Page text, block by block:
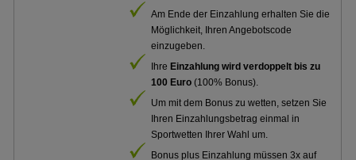
Am Ende der Einzahlung erhalten Sie die
Möglichkeit, Ihren Angebotscode
einzugeben.
Ihre Einzahlung wird verdoppelt bis zu
100 Euro (100% Bonus).
Um mit dem Bonus zu wetten, setzen Sie
Ihren Einzahlungsbetrag einmal in
Sportwetten Ihrer Wahl um.
Bonus plus Einzahlung müssen 3x auf